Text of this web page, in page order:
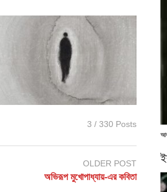
3 / 330 Posts
OLDER POST
অভিরূপ মুখোপাধ্যায়-এর কবিতা